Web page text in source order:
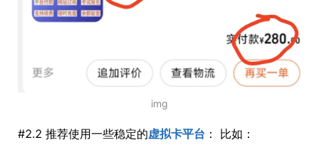
img
#2.2 推荐使用一些稳定的虚拟卡平台 ： 比如：